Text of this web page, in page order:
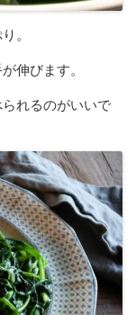
。
伸びます。
れるのがいいで